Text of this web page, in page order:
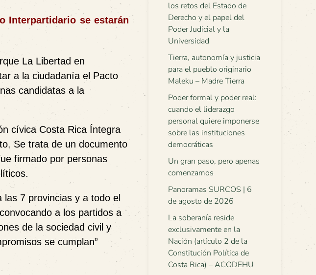
Interpartidario se estarán
La Libertad en
a la ciudadanía el Pacto
candidatas a la
cívica Costa Rica Íntegra
Se trata de un documento
firmado por personas
7 provincias y a todo el
a los partidos a
de la sociedad civil y
se cumplan”
los retos del Estado de
Derecho y el papel del
Poder Judicial y la
Universidad
Tierra, autonomía y justicia
para el pueblo originario
Maleku – Madre Tierra
Poder formal y poder real:
cuando el liderazgo
personal quiere imponerse
sobre las instituciones
democráticas
Un gran paso, pero apenas
comenzamos
Panoramas SURCOS | 6
de agosto de 2026
La soberanía reside
exclusivamente en la
Nación (artículo 2 de la
Constitución Política de
Costa Rica) – ACODEHU